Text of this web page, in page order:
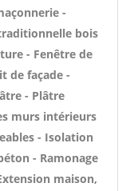
-
bois
- Fenêtre de
de façade -
- Plâtre
murs intérieurs
- Isolation
- Ramonage
maison,